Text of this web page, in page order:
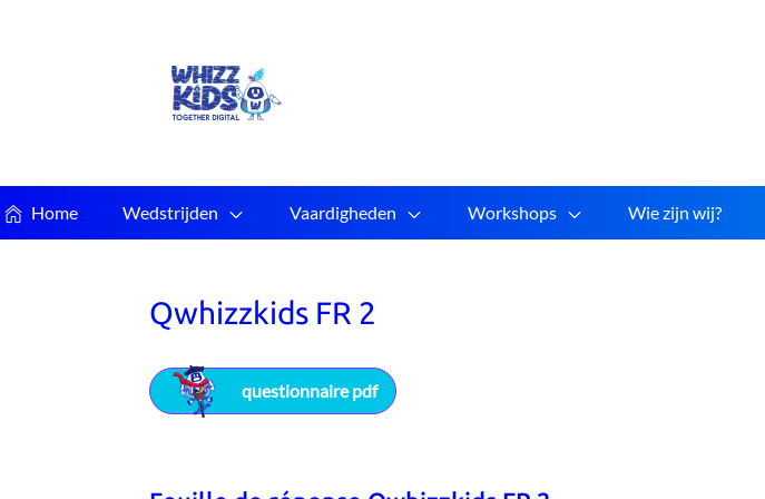
Home Wedstrijden Vaardigheden Workshops Wie zijn wij?
Qwhizzkids FR 2
questionnaire pdf